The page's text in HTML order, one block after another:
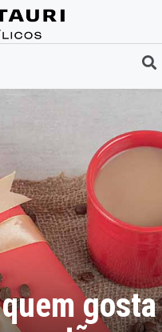
gosta